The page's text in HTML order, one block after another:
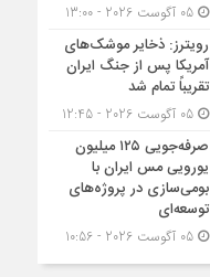
05 آگوست 2026 - 13:00
رویترز: ذخایر موشک‌های
آمریکا پس از جنگ ایران
تقریباً تمام شد
05 آگوست 2026 - 12:45
صرفه‌جویی ۱۲۵ میلیون
یورویی مس ایران با
بومی‌سازی در پروژه‌های
توسعه‌ای
05 آگوست 2026 - 10:56